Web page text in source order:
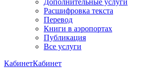
Дополнительные услуги
Расшифровка текста
Перевод
Книги в аэропортах
Публикация
Все услуги
КабинетКабинет